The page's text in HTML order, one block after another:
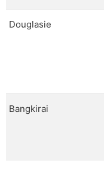
Douglasie
Bangkirai